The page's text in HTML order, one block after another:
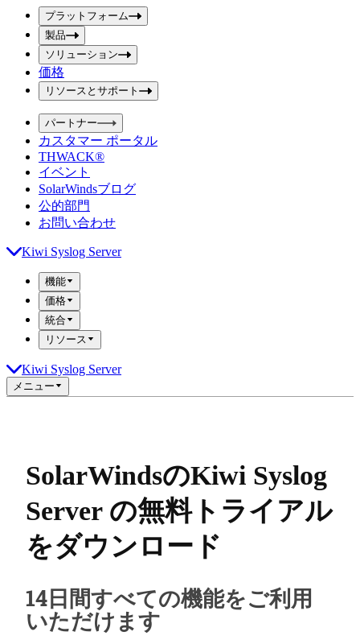
ボ
ッ
ク
ス
を
入
プラットフォーム
製品
ソリューション
価格
リソースとサポート
パートナー
カスタマー ポータル
THWACK®
イベント
SolarWindsブログ
公的部門
お問い合わせ
Kiwi Syslog Server
機能
価格
統合
リソース
Kiwi Syslog Server
メニュー
SolarWindsのKiwi Syslog
Server の無料トライアル
をダウンロード
14日間すべての機能をご利用
いただけます